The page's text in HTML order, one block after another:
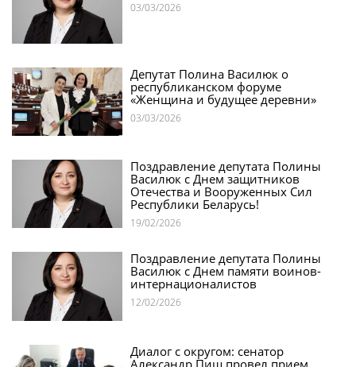
03/03/2026
03/03/2026
Депутат Полина Василюк о
республиканском форуме
«Женщина и будущее деревни»
19/02/2026
Поздравление депутата Полины
Василюк с Днем защитников
Отечества и Вооруженных Сил
Республики Беларусь!
12/02/2026
Поздравление депутата Полины
Василюк с Днем памяти воинов-
интернационалистов
Диалог с округом: сенатор
Александр Пищ провел прием